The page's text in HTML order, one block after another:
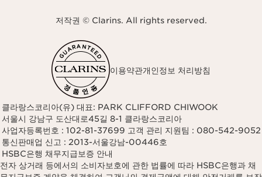
저작권 © Clarins. All rights reserved.
이용약관개인정보 처리방침
클라랑스코리아(유) 대표: PARK CLIFFORD CHIWOOK
서울시 강남구 도산대로45길 8-1 클라랑스코리아
사업자등록번호 : 102-81-37699 고객 관리 지원팀 : 080-542-9052
통신판매업 신고 : 2013-서울강남-00446호
HSBC은행 채무지급보증 안내
전자 상거래 등에서의 소비자보호에 관한 법률에 따라 HSBC은행과 채